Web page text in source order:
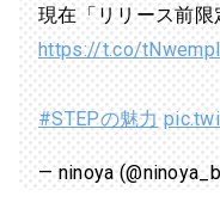
現在「リリース前
https://t.co/
#STEPの魅力
— ninoya